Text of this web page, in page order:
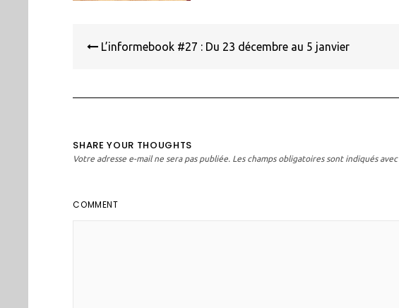
de
L’informebook #27 : Du 23 décembre au 5 janvier
SHARE YOUR THOUGHTS
Votre adresse e-mail ne sera pas publiée. Les champs obligatoires sont indiqués avec
COMMENT